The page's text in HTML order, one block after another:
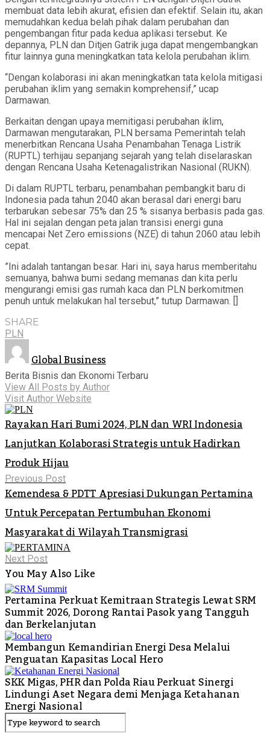
membuat data lebih akurat, efisien dan efektif. Selain itu, akan
memudahkan kedua belah pihak dalam perubahan dan
pengembangan fitur pada kedua aplikasi tersebut. Ke
depannya, PLN dan Ditjen Gatrik juga dapat mengembangkan
fitur lainnya guna meningkatkan tata kelola perubahan iklim.
“Dengan kolaborasi ini akan meningkatkan tata kelola mitigasi
perubahan iklim yang semakin komprehensif,” ucap
Darmawan.
Berkaitan dengan upaya memitigasi perubahan iklim,
Darmawan mengutarakan, PLN bersama Pemerintah telah
menerbitkan Rencana Usaha Penambahan Tenaga Listrik
(RUPTL) terhijau sepanjang sejarah yang telah diselaraskan
dengan Rencana Usaha Ketenagalistrikan Nasional (RUKN).
Di dalam RUPTL terbaru, penambahan pembangkit baru di
Indonesia pada tahun 2040 akan berasal dari energi baru
terbarukan sebesar 75% dan 25 % sisanya berbasis pada gas.
Hal ini sejalan dengan peta jalan transisi energi guna
mencapai Net Zero emissions (NZE) di tahun 2060 atau lebih
cepat.
”Ini adalah tantangan besar. Hari ini, saya harus memberitahu
semuanya, bahwa bumi sedang memanas dan kita perlu
mengurangi emisi gas rumah kaca dan PLN berkomitmen
penuh untuk melakukan hal tersebut,” tutup Darmawan. []
SHARE
PLN
Global Business
Berita Bisnis dan Ekonomi Terbaru
View All Posts by Author
Visit Author Website
Rayakan Hari Bumi 2024, PLN dan WRI Indonesia
Lanjutkan Kolaborasi Strategis untuk Hadirkan
Produk Hijau
Previous Post
Kemendesa & PDTT Apresiasi Dukungan Pertamina
Untuk Percepatan Pertumbuhan Ekonomi
Masyarakat di Wilayah Transmigrasi
Next Post
You May Also Like
Pertamina Perkuat Kemitraan Strategis Lewat SRM
Summit 2026, Dorong Rantai Pasok yang Tangguh
dan Berkelanjutan
Membangun Kemandirian Energi Desa Melalui
Penguatan Kapasitas Local Hero
SKK Migas, PHR dan Polda Riau Perkuat Sinergi
Lindungi Aset Negara demi Menjaga Ketahanan
Energi Nasional